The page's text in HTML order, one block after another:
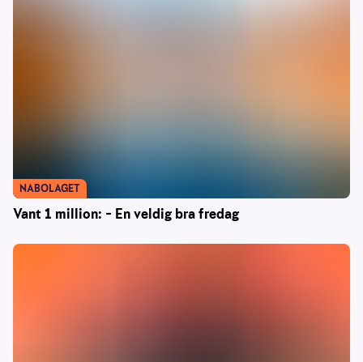
Vant 1 million: – En veldig bra fredag
NABOLAGET